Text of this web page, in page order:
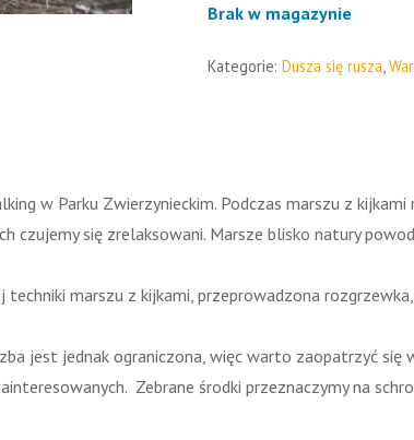
Brak w magazynie
Kategorie: Dusza się rusza
w Parku Zwierzynieckim. Podczas marszu z
czujemy się zrelaksowani. Marsze blisko natury
marszu z kijkami, przeprowadzona
jest jednak ograniczona, więc warto zaopatrzyć się
Zebrane środki przeznaczymy na